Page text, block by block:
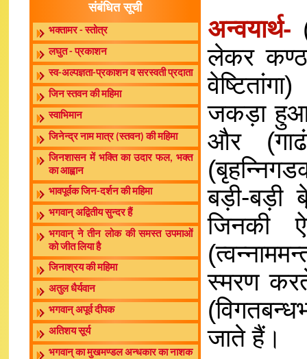
संबंधित सूची
भक्तामर - स्तोत्र
लघुत - प्रकाशन
स्व-अल्पज्ञता-प्रकाशन व सरस्वती प्रदाता
जिन स्तवन की महिमा
स्वाभिमान
जिनेन्द्र नाम मात्र (स्तवन) की महिमा
जिनशासन में भक्ति का उदार फल, भक्त
का आह्वान
भावपूर्वक जिन-दर्शन की महिमा
भगवान् अद्वितीय सुन्दर हैं
भगवान् ने तीन लोक की समस्त उपमाओं
को जीत लिया है
जिनाश्रय की महिमा
अतुल धैर्यवान
भगवान् अपूर्व दीपक
अतिशय सूर्य
भगवान् का मुखमण्डल अन्धकार का नाशक
अन्वयार्थ-
लेकर
जकड़ा हुआ
और
बड़ी-
जिनकी
स्मरण
जाते हैं।